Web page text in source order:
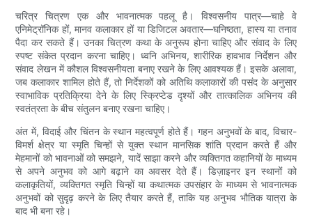
चरित्र चित्रण एक और भावनात्मक पहलू है। विश्वसनीय पात्र—चाहे वे
एनिमेट्रॉनिक हों, मानव कलाकार हों या डिजिटल अवतार—घनिष्ठता, हास्य या तनाव
पैदा कर सकते हैं। उनका चित्रण कथा के अनुरूप होना चाहिए और संवाद के लिए
स्पष्ट संकेत प्रदान करना चाहिए। ध्वनि अभिनय, शारीरिक हावभाव निर्देशन और
संवाद लेखन में कौशल विश्वसनीयता बनाए रखने के लिए आवश्यक हैं। इसके अलावा,
जब कलाकार शामिल होते हैं, तो निर्देशकों को अतिथि कलाकारों की पसंद के अनुसार
स्वाभाविक प्रतिक्रिया देने के लिए स्क्रिप्टेड दृश्यों और तात्कालिक अभिनय की
स्वतंत्रता के बीच संतुलन बनाए रखना चाहिए।
अंत में, विदाई और चिंतन के स्थान महत्वपूर्ण होते हैं। गहन अनुभवों के बाद, विचार-
विमर्श क्षेत्र या स्मृति चिन्हों से युक्त स्थान मानसिक शांति प्रदान करते हैं और
मेहमानों को भावनाओं को समझने, यादें साझा करने और व्यक्तिगत कहानियों के माध्यम
से अपने अनुभव को आगे बढ़ाने का अवसर देते हैं। डिज़ाइनर इन स्थानों को
कलाकृतियों, व्यक्तिगत स्मृति चिन्हों या कथात्मक उपसंहार के माध्यम से भावनात्मक
अनुभवों को सुदृढ़ करने के लिए तैयार करते हैं, ताकि यह अनुभव भौतिक यात्रा के
बाद भी बना रहे।